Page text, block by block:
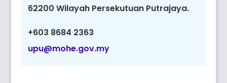
62200 Wilayah Persekutuan Putrajaya.
+603 8684 2363
upu@mohe.gov.my